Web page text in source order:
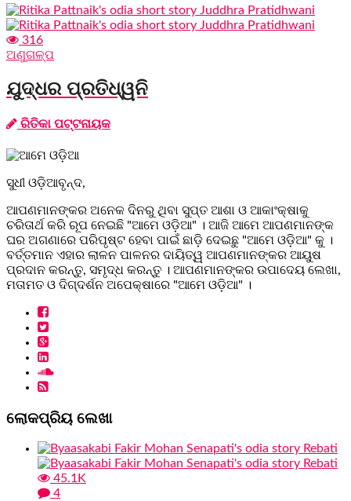
316
ଅଣୁଗଳ୍ପ
ଯୁଦ୍ଧର ପ୍ରତିଧ୍ୱନି
ରିତିକା ପଟ୍ଟନାୟକ
ସୁଧୀ ଓଡ଼ିଆବୃନ୍ଦ,
ଆପଣମାନଙ୍କର ଅନେକ ଦିନରୁ ଥିବା ସୁପ୍ତ ଆଶା ଓ ଆକାଂକ୍ଷାକୁ
ଚରିତାର୍ଥ କରି ରୂପ ନେଇଛି "ଆମେ ଓଡ଼ିଆ" । ଆଜି ଆମେ ଆପଣମାନଙ୍କ
ଘର ଅଗଣାରେ ପରିପୃଷ୍ଟ ହେବା ପାଇଁ ଛାଡ଼ି ଦେଇଛୁ "ଆମେ ଓଡ଼ିଆ" କୁ ।
ବର୍ତ୍ତମାନ ଏହାର ଲାଳନ ପାଳନର ଦାୟିତ୍ୱ ଆପଣମାନଙ୍କର ଆୟୁଷ
ପ୍ରଦାନ କରନ୍ତୁ, ସମୃଦ୍ଧ କରନ୍ତୁ । ଆପଣମାନଙ୍କର ଉପାଦେୟ ଲେଖା,
ମତାମତ ଓ ଦିଗ୍ଦର୍ଶନ ଅପେକ୍ଷାରେ "ଆମେ ଓଡ଼ିଆ" ।
ଲୋକପ୍ରିୟ ଲେଖା
45.1K
4